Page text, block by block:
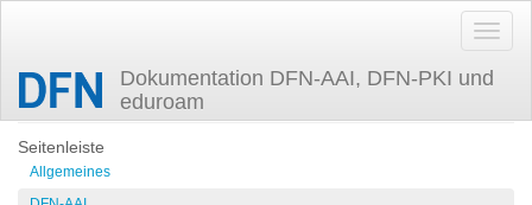
Dokumentation DFN-AAI, DFN-PKI und
eduroam
Zuletzt angesehen config-attributes-publishers
Seitenleiste
Allgemeines